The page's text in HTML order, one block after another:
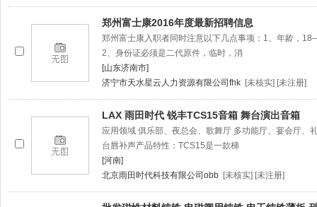
郑州富士康2016年度最新招聘信息
郑州富士康入职者同时注意以下几点事项：1、年龄，
2、身份证必须是二代原件，临时，消
[山东济南市]
济宁市天水星云人力资源有限公司fhk [未核实] [未注册]
LAX 雨田时代 锐丰TCS15音箱 舞台演出音箱
应用领域 俱乐部、夜总会、歌舞厅 多功能厅、宴会厅、
台唇补声产品特性：TCS15是一款梯
[河南]
北京雨田时代科技有限公司obb [未核实] [未注册]